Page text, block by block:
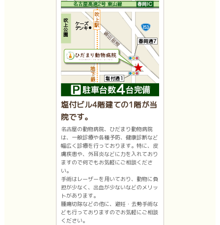
塩付ビル4階建ての1階が当
院です。
名古屋の動物病院、ひだまり動物病院
は、一般診療や各種予防、健康診断など
幅広く診療を行っております。特に、皮
膚疾患や、外耳炎などに力を入れており
ますので何でもお気軽にご相談くださ
い。
手術はレーザーを用いており、動物に負
担が少なく、出血が少ないなどのメリッ
トがあります。
腫瘍切除などの他に、避妊・去勢手術な
ども行っておりますのでお気軽にご相談
ください。